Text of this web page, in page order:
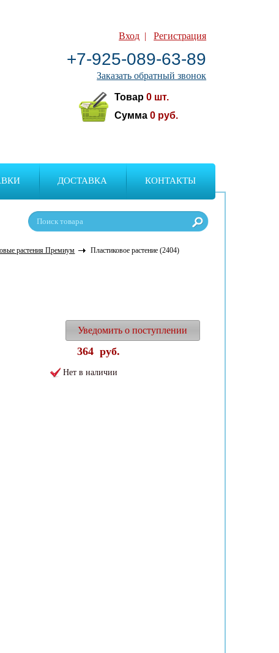
Вход |Регистрация
+7-925-089-63-89
Заказать обратный звонок
Товар0 шт.
Сумма0 руб.
ДОСТАВКА КОНТАКТЫ
растения Премиум Пластиковое растение (2404)
Уведомить о поступлении
364 руб.
Нет в наличии